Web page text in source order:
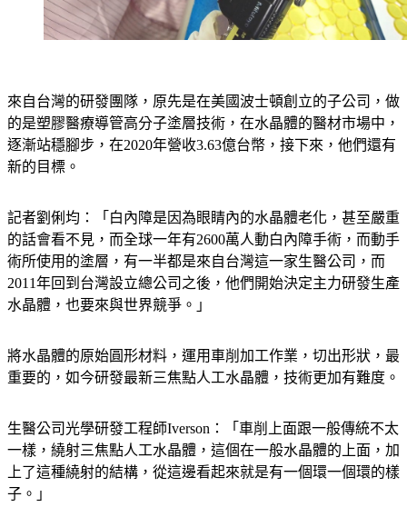
來自台灣的研發團隊，原先是在美國波士頓創立的子公司，做
的是塑膠醫療導管高分子塗層技術，在水晶體的醫材市場中，
逐漸站穩腳步，在2020年營收3.63億台幣，接下來，他們還有
新的目標。
記者劉俐均：「白內障是因為眼睛內的水晶體老化，甚至嚴重
的話會看不見，而全球一年有2600萬人動白內障手術，而動手
術所使用的塗層，有一半都是來自台灣這一家生醫公司，而
2011年回到台灣設立總公司之後，他們開始決定主力研發生產
水晶體，也要來與世界競爭。」
將水晶體的原始圓形材料，運用車削加工作業，切出形狀，最
重要的，如今研發最新三焦點人工水晶體，技術更加有難度。
生醫公司光學研發工程師Iverson：「車削上面跟一般傳統不太
一樣，繞射三焦點人工水晶體，這個在一般水晶體的上面，加
上了這種繞射的結構，從這邊看起來就是有一個環一個環的樣
子。」